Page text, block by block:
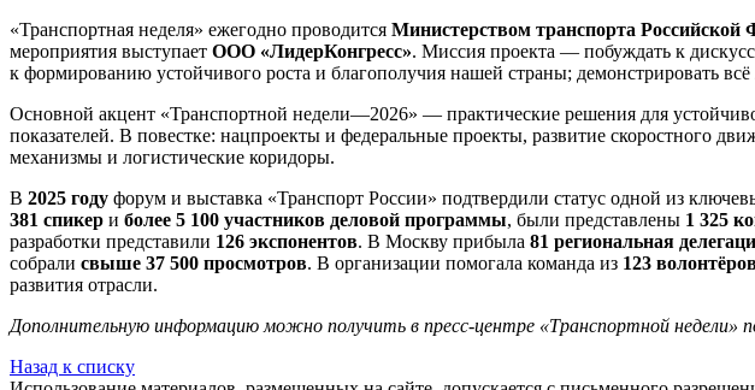
«Транспортная неделя» ежегодно проводится Министерством транспорта Российской
мероприятия выступает ООО «ЛидерКонгресс». Миссия проекта — побуждать к
к формированию устойчивого роста и благополучия нашей страны; демонстрировать
Основной акцент «Транспортной недели—2026» — практические решения для
показателей. В повестке: нацпроекты и федеральные проекты, развитие скоростного
механизмы и логистические коридоры.
В 2025 году форум и выставка «Транспорт России» подтвердили статус одной из
381 спикер и более 5 100 участников деловой программы, были представлены 1 325
разработки представили 126 экспонентов. В Москву прибыла 81 региональная
собрали свыше 37 500 просмотров. В организации помогала команда из 123
развития отрасли.
Дополнительную информацию можно получить в пресс-центре «Транспортной недели»
Назад к списку